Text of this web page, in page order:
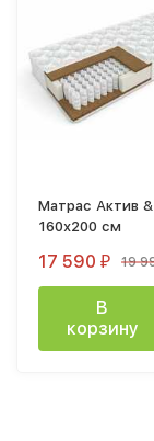
Матрас Актив
160х200 см
17 590 ₽ 19
В
корзину